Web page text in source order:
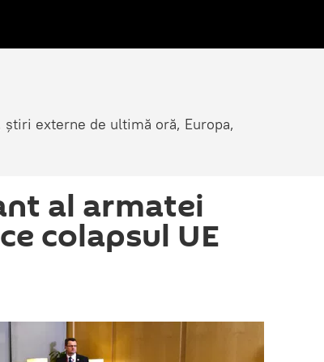
externe de ultimă oră, Europa,
al armatei
colapsul UE